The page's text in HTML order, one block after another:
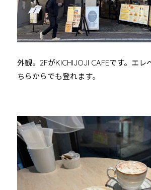
外観。2FがKICHIJOJI CAFEです。エ
ちらからでも登れます。